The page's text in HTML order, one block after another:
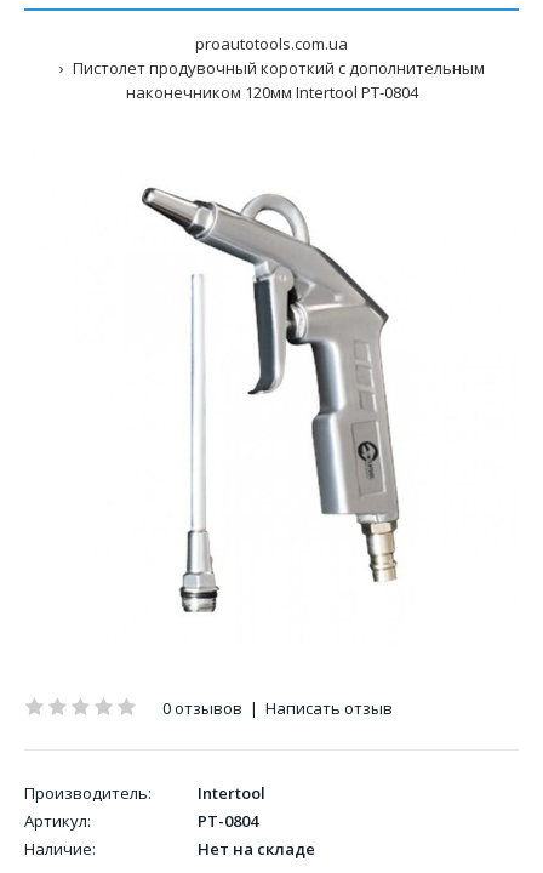
proautotools.com.ua
Пистолет продувочный короткий с дополнительным
наконечником 120мм Intertool PT-0804
0 отзывов | Написать отзыв
Производитель:
Intertool
Артикул:
PT-0804
Наличие:
Нет на складе